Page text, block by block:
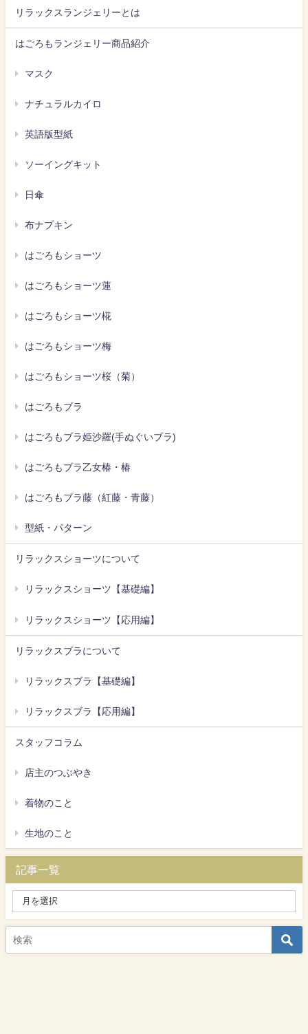
リラックスランジェリーとは
はごろもランジェリー商品紹介
マスク
ナチュラルカイロ
英語版型紙
ソーイングキット
日傘
布ナプキン
はごろもショーツ
はごろもショーツ蓮
はごろもショーツ椛
はごろもショーツ梅
はごろもショーツ桜（菊）
はごろもブラ
はごろもブラ姫沙羅(手ぬぐいブラ)
はごろもブラ乙女椿・椿
はごろもブラ藤（紅藤・青藤）
型紙・パターン
リラックスショーツについて
リラックスショーツ【基礎編】
リラックスショーツ【応用編】
リラックスブラについて
リラックスブラ【基礎編】
リラックスブラ【応用編】
スタッフコラム
店主のつぶやき
着物のこと
生地のこと
記事一覧